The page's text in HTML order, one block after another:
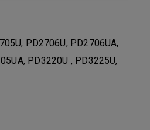
PD2706U, PD2706UA,
PD3220U , PD3225U,